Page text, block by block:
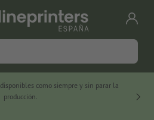
disponibles como siempre y sin parar la
producción.